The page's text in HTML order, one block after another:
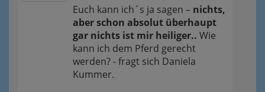
Euch kann ich´s ja sagen – nichts,
aber schon absolut überhaupt
gar nichts ist mir heiliger.. Wie
kann ich dem Pferd gerecht
werden? - fragt sich Daniela
Kummer.